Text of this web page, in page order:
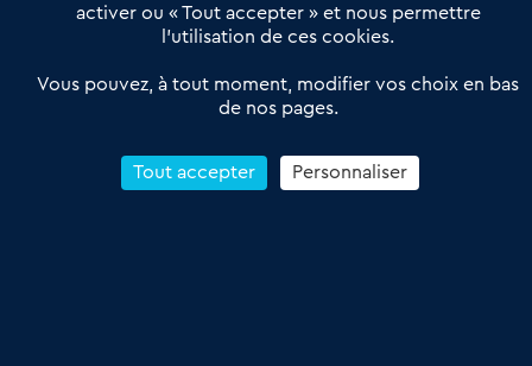
Réseau 3C : un partenaire national dédié aux transactions
Petitscommerces : Un partenariat au service du commerce de
proximité et des territoires
Reprendre un Restaurant Rapide
activer ou « Tout accepter » et nous permettre
l’utilisation de ces cookies.
Vous pouvez, à tout moment, modifier vos choix en bas
de nos pages.
Tout accepter Personnaliser